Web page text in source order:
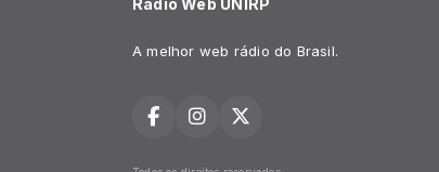
Rádio Web UNIRP
A melhor web rádio do Brasil.